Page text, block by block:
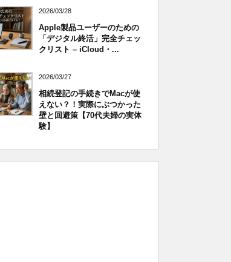
2026/03/28
Apple製品ユーザーのための
「デジタル終活」完全チェッ
クリスト – iCloud・...
2026/03/27
相続登記の手続きでMacが使
えない？！実際にぶつかった
壁と回避策【70代夫婦の実体
験】